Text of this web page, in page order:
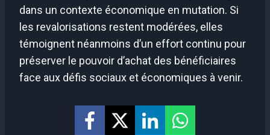
dans un contexte économique en mutation. Si
les revalorisations restent modérées, elles
témoignent néanmoins d’un effort continu pour
préserver le pouvoir d’achat des bénéficiaires
face aux défis sociaux et économiques à venir.